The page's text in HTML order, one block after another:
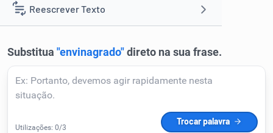
Reescrever Texto
Corrigir Texto
1 avinagrado.